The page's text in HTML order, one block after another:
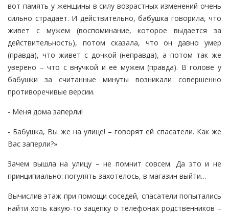
вот память у женщины в силу возрастных изменений очень
сильно страдает. И действительно, бабушка говорила, что
живет с мужем (воспоминание, которое выдается за
действительность), потом сказала, что он давно умер
(правда), что живет с дочкой (неправда), а потом так же
уверено – что с внучкой и её мужем (правда). В голове у
бабушки за считанные минуты возникали совершенно
противоречивые версии.
- Меня дома заперли!
- Бабушка, Вы же на улице! – говорят ей спасатели. Как же
Вас заперли?»
Зачем вышла на улицу – не помнит совсем. Да это и не
принципиально: погулять захотелось, в магазин выйти…
Вычислив этаж при помощи соседей, спасатели попытались
найти хоть какую-то зацепку о телефонах родственников –